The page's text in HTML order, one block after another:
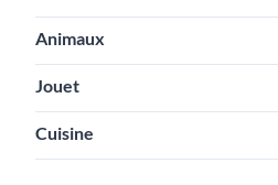
Animaux
Jouet
Cuisine